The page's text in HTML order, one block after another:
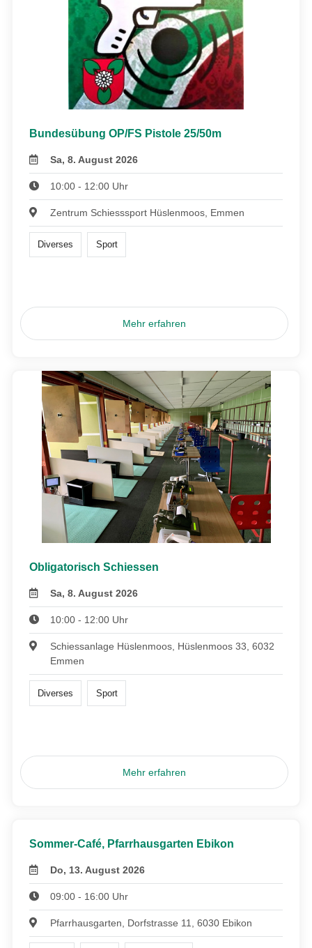
Bundesübung OP/FS Pistole 25/50m
Sa, 8. August 2026
10:00 - 12:00 Uhr
Zentrum Schiesssport Hüslenmoos, Emmen
Diverses Sport
Mehr erfahren
Obligatorisch Schiessen
Sa, 8. August 2026
10:00 - 12:00 Uhr
Schiessanlage Hüslenmoos, Hüslenmoos 33, 6032
Emmen
Diverses Sport
Mehr erfahren
Sommer-Café, Pfarrhausgarten Ebikon
Do, 13. August 2026
09:00 - 16:00 Uhr
Pfarrhausgarten, Dorfstrasse 11, 6030 Ebikon